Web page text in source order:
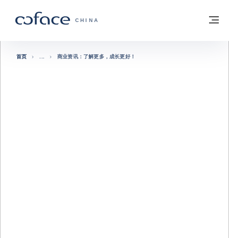
科法斯：携手共创安全贸易 - 首页
CHINA
返回首页
首页 商业资讯：了解更多，成长更好！